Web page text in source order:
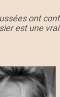
naturels,